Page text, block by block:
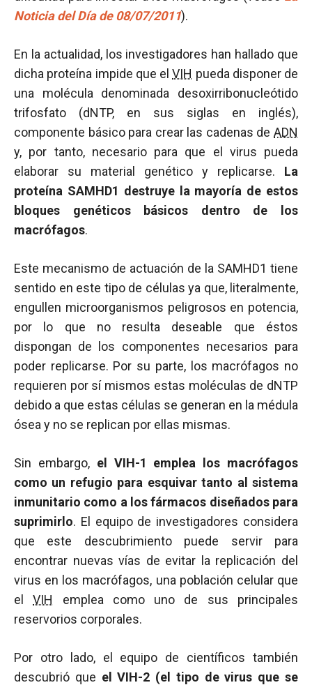
Noticia del Día de 08/07/2011).
En la actualidad, los investigadores han hallado que
dicha proteína impide que elVIH pueda disponer de
una molécula denominada desoxirribonucleótido
trifosfato (dNTP, en sus siglas en inglés),
componente básico para crear las cadenas de ADN
y, por tanto, necesario para que el virus pueda
elaborar su material genético y replicarse. La
proteína SAMHD1 destruye la mayoría de estos
bloques genéticos básicos dentro de los
macrófagos.
Este mecanismo de actuación de la SAMHD1 tiene
sentido en este tipo de células ya que, literalmente,
engullen microorganismos peligrosos en potencia,
por lo que no resulta deseable que éstos
dispongan de los componentes necesarios para
poder replicarse. Por su parte, los macrófagos no
requieren por sí mismos estas moléculas de dNTP
debido a que estas células se generan en la médula
ósea y no se replican por ellas mismas.
Sin embargo, el VIH-1 emplea los macrófagos
como un refugio para esquivar tanto al sistema
inmunitario como a los fármacos diseñados para
suprimirlo. El equipo de investigadores considera
que este descubrimiento puede servir para
encontrar nuevas vías de evitar la replicación del
virus en los macrófagos, una población celular que
elVIH
emplea como uno de sus principales
reservorios corporales.
Por otro lado, el equipo de científicos también
descubrió que el VIH-2 (el tipo de virus que se